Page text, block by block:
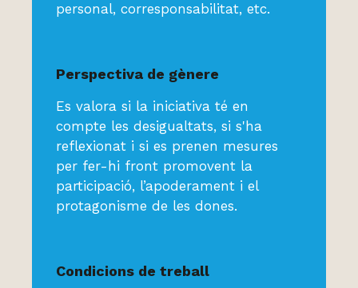
personal, corresponsabilitat, etc.
Perspectiva de gènere
Es valora si la iniciativa té en
compte les desigualtats, si s'ha
reflexionat i si es prenen mesures
per fer-hi front promovent la
participació, l’apoderament i el
protagonisme de les dones.
Condicions de treball